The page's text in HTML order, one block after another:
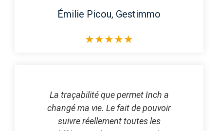
Émilie Picou, Gestimmo
★★★★★
La traçabilité que permet Inch a
changé ma vie. Le fait de pouvoir
suivre réellement toutes les